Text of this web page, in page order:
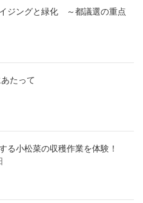
ジングと緑化 ～都議選の重点
たって
る小松菜の収穫作業を体験！